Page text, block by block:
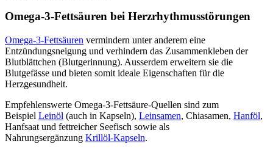
Omega-3-Fettsäuren bei Herzrhythmusstörungen
Omega-3-Fettsäuren vermindern unter anderem eine
Entzündungsneigung und verhindern das Zusammenkleben der
Blutblättchen (Blutgerinnung). Ausserdem erweitern sie die
Blutgefässe und bieten somit ideale Eigenschaften für die
Herzgesundheit.
Empfehlenswerte Omega-3-Fettsäure-Quellen sind zum
Beispiel Leinöl (auch in Kapseln), Leinsamen, Chiasamen, Hanföl,
Hanfsaat und fettreicher Seefisch sowie als
Nahrungsergänzung Krillöl-Kapseln.